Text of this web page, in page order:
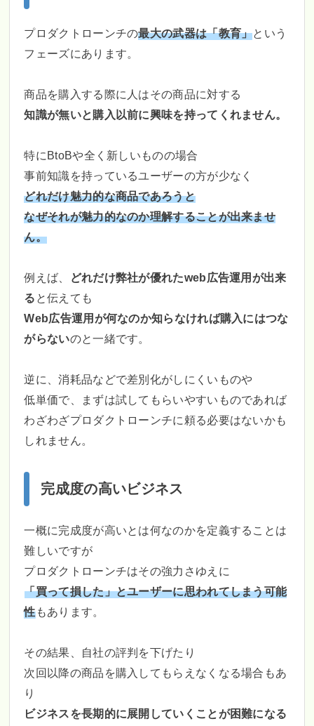
プロダクトローンチの最大の武器は「教育」という
フェーズにあります。
商品を購入する際に人はその商品に対する
知識が無いと購入以前に興味を持ってくれません。
特にBtoBや全く新しいものの場合
事前知識を持っているユーザーの方が少なく
どれだけ魅力的な商品であろうと
なぜそれが魅力的なのか理解することが出来ませ
ん。
例えば、
どれだけ弊社が優れたweb広告運用が出来
る と伝えても
Web広告運用が何なのか知らなければ購入にはつな
がらないのと一緒です。
逆に、消耗品などで差別化がしにくいものや
低単価で、まずは試してもらいやすいものであれば
わざわざプロダクトローンチに頼る必要はないかも
しれません。
完成度の高いビジネス
一概に完成度が高いとは何なのかを定義することは
難しいですが
プロダクトローンチはその強力さゆえに
「買って損した」とユーザーに思われてしまう可能
性もあります。
その結果、自社の評判を下げたり
次回以降の商品を購入してもらえなくなる場合もあ
り
ビジネスを長期的に展開していくことが困難になる